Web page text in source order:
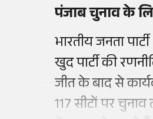
पंजाब चुनाव के
भारतीय जनता
खुद पार्टी की
जीत के बाद से
117 सीटों पर